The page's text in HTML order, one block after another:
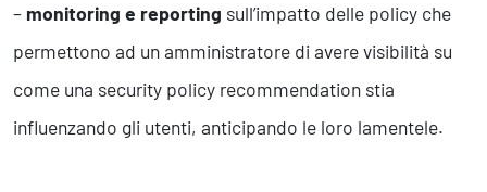
– monitoring e reporting sull’impatto delle policy che
permettono ad un amministratore di avere visibilità su
come una security policy recommendation stia
influenzando gli utenti, anticipando le loro lamentele.